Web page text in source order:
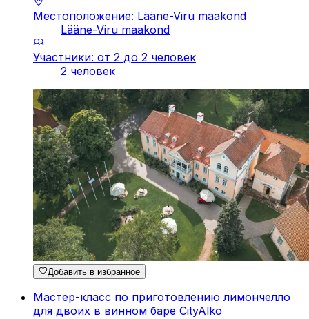
Местоположение: Lääne-Viru maakond
Lääne-Viru maakond
Участники: от 2 до 2 человек
2 человек
Добавить в избранное
Мастер-класс по приготовлению лимончелло
для двоих в винном баре CityAlko